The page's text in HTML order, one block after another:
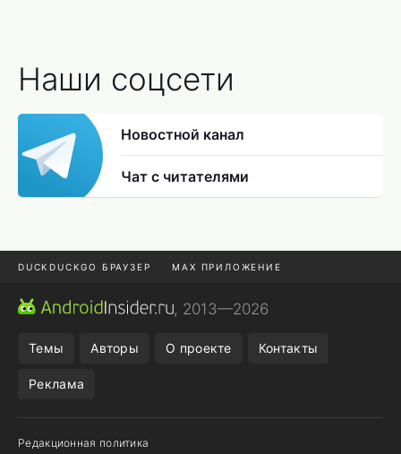
Наши соцсети
Новостной канал
Чат с читателями
DUCKDUCKGO БРАУЗЕР MAX ПРИЛОЖЕНИЕ
ПРИЛОЖЕНИЯ ANDROID
, 2013—2026
Темы Авторы О проекте Контакты
Реклама
Редакционная политика